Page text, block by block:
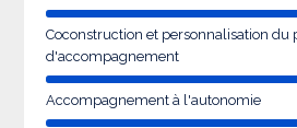
Coconstruction et personnalisation du
d'accompagnement
Accompagnement à l'autonomie